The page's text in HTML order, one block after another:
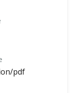
pdf